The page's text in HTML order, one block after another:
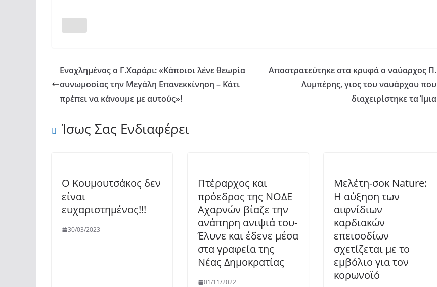
Ενοχλημένος ο Γ.Χαράρι: «Κάποιοι λένε θεωρία
συνωμοσίας την Μεγάλη Επανεκκίνηση – Κάτι
πρέπει να κάνουμε με αυτούς»!
Αποστρατεύτηκε στα κρυφά ο ναύαρχος Π.
Λυμπέρης, γιος του ναυάρχου που
διαχειρίστηκε τα Ίμια
Ίσως Σας Ενδιαφέρει
Ο Κουμουτσάκος δεν
είναι
ευχαριστημένος!!!
30/03/2023
Πτέραρχος και
πρόεδρος της ΝΟΔΕ
Αχαρνών βίαζε την
ανάπηρη ανιψιά του-
Έλυνε και έδενε μέσα
στα γραφεία της
Νέας Δημοκρατίας
01/11/2022
Μελέτη-σοκ Nature:
Η αύξηση των
αιφνίδιων
καρδιακών
επεισοδίων
σχετίζεται με το
εμβόλιο για τον
κορωνοϊό